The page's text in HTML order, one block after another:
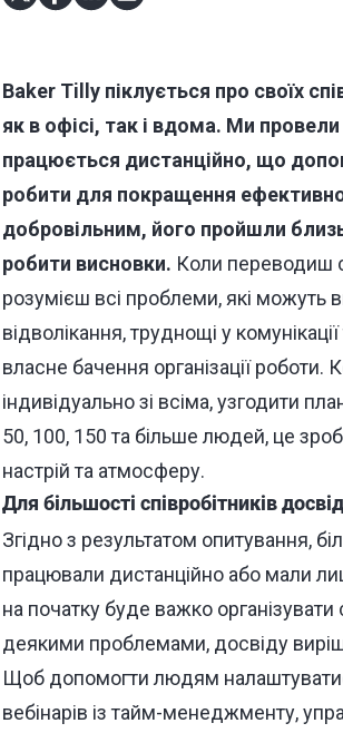
Baker Tilly піклується про своїх
як в офісі, так і вдома. Ми
працюється дистанційно, що
робити для покращення
добровільним, його пройшли
робити висновки. Коли переводиш
розумієш всі проблеми, які можуть
відволікання, труднощі у
власне бачення організації
індивідуально зі всіма, узгодити
50, 100, 150 та більше людей, це
настрій та атмосферу.
Для більшості співробітників
Згідно з результатом опитування,
працювали дистанційно або мали
на початку буде важко
деякими проблемами, досвіду
Щоб допомогти людям
вебінарів із тайм-менеджменту,